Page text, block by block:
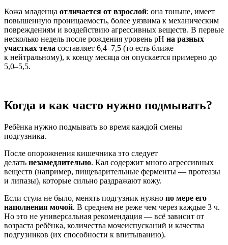
Кожа младенца отличается от взрослой: она тоньше, имеет
повышенную проницаемость, более уязвима к механическим
повреждениям и воздействию агрессивных веществ. В первые
несколько недель после рождения уровень рН на разных
участках тела составляет 6,4–7,5 (то есть ближе
к нейтральному), к концу месяца он опускается примерно до
5,0–5,5.
Когда и как часто нужно подмывать?
Ребёнка нужно подмывать во время каждой смены
подгузника.
После опорожнения кишечника это следует
делать незамедлительно. Кал содержит много агрессивных
веществ (например, пищеварительные ферменты — протеазы
и липазы), которые сильно раздражают кожу.
Если стула не было, менять подгузник нужно по мере его
наполнения мочой. В среднем не реже чем через каждые 3 ч.
Но это не универсальная рекомендация — всё зависит от
возраста ребёнка, количества мочеиспусканий и качества
подгузников (их способности к впитыванию).